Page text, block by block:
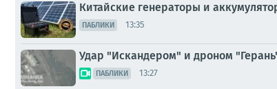
Китайские генераторы и
ПАБЛИКИ 13:35
Удар "Искандером" и дроном
ПАБЛИКИ 13:27